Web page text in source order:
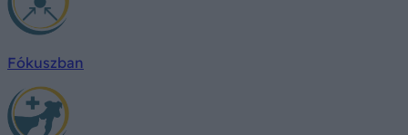
Fókuszban